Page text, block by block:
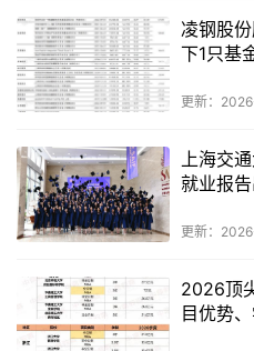
凌钢股
下1只基
更新：
上海交
就业报
更新：
2026顶
目优势